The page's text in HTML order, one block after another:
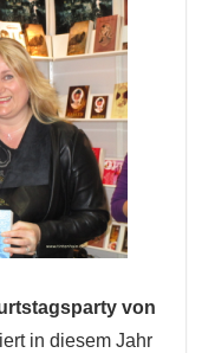
von
in diesem Jahr